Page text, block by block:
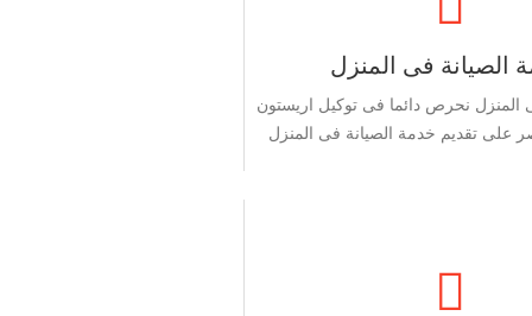
الصيانة فى المنزل
المنزل نحرص دائما فى توكيل اريستون
على تقديم خدمة الصيانة فى المنزل